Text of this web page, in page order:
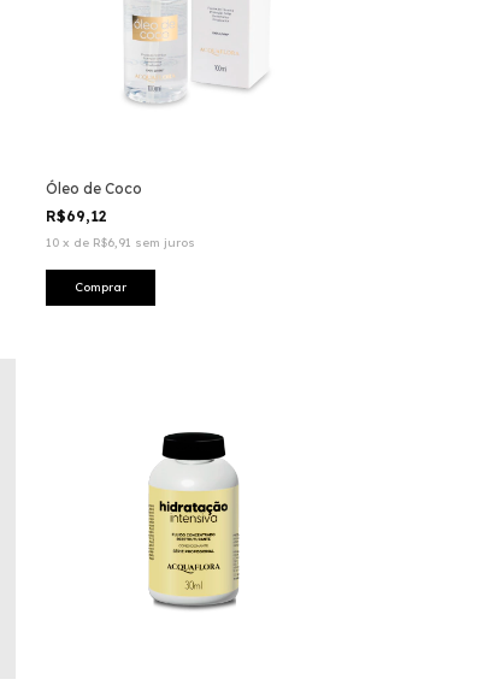
Óleo de Coco
R$69,12
10 x de R$6,91 sem juros